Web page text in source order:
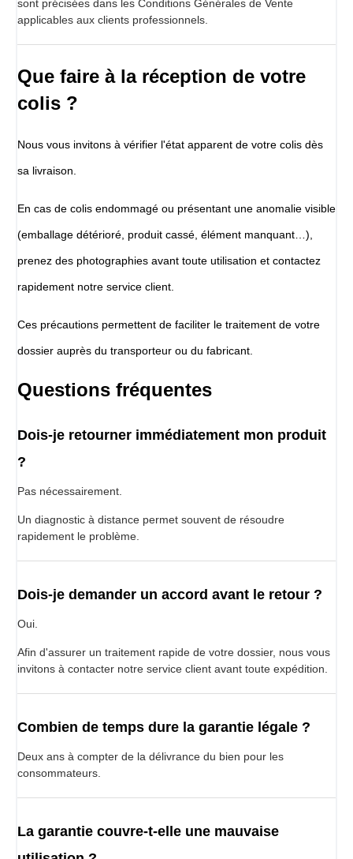
sont précisées dans les Conditions Générales de Vente
applicables aux clients professionnels.
Que faire à la réception de votre
colis ?
Nous vous invitons à vérifier l'état apparent de votre colis dès
sa livraison.
En cas de colis endommagé ou présentant une anomalie visible
(emballage détérioré, produit cassé, élément manquant…),
prenez des photographies avant toute utilisation et contactez
rapidement notre service client.
Ces précautions permettent de faciliter le traitement de votre
dossier auprès du transporteur ou du fabricant.
Questions fréquentes
Dois-je retourner immédiatement mon produit
?
Pas nécessairement.
Un diagnostic à distance permet souvent de résoudre
rapidement le problème.
Dois-je demander un accord avant le retour ?
Oui.
Afin d'assurer un traitement rapide de votre dossier, nous vous
invitons à contacter notre service client avant toute expédition.
Combien de temps dure la garantie légale ?
Deux ans à compter de la délivrance du bien pour les
consommateurs.
La garantie couvre-t-elle une mauvaise